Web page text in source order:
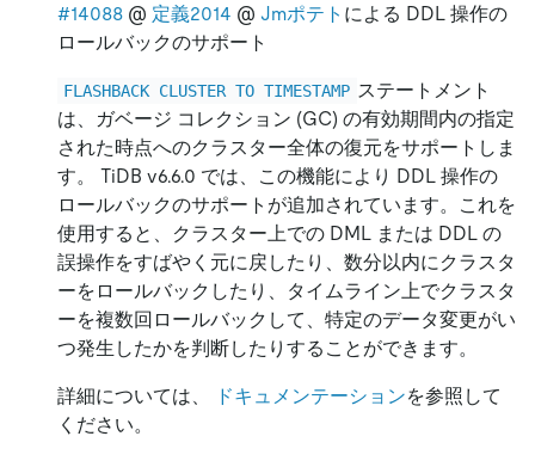
#14088 @ 定義2014 @ Jmポテト による DDL 操作の
ロールバックのサポート
FLASHBACK CLUSTER TO TIMESTAMP ステートメント
は、ガベージ コレクション (GC) の有効期間内の指定
された時点へのクラスター全体の復元をサポートしま
す。 TiDB v6.6.0 では、この機能により DDL 操作の
ロールバックのサポートが追加されています。これを
使用すると、クラスター上での DML または DDL の
誤操作をすばやく元に戻したり、数分以内にクラスタ
ーをロールバックしたり、タイムライン上でクラスタ
ーを複数回ロールバックして、特定のデータ変更がい
つ発生したかを判断したりすることができます。
詳細については、 ドキュメンテーションを参照して
ください。